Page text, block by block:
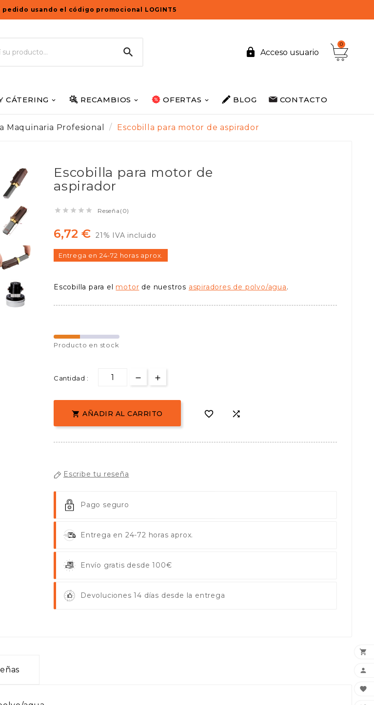
usando el código promocional LOGINT5
  Acceso usuario
0
CÁTERING RECAMBIOS OFERTAS BLOG CONTACTO
Maquinaria Profesional Escobilla para motor de aspirador
Escobilla para motor de
aspirador
     Reseña(0)
6,72 € 21% IVA incluido
Entrega en 24-72 horas aprox.
Escobilla para el motor de nuestros aspiradores de polvo/agua.
Producto en stock
Cantidad :
 AÑADIR AL CARRITO  
Escribe tu reseña
Pago seguro
Entrega en 24-72 horas aprox.
Envío gratis desde 100€
Devoluciones 14 días desde la entrega


